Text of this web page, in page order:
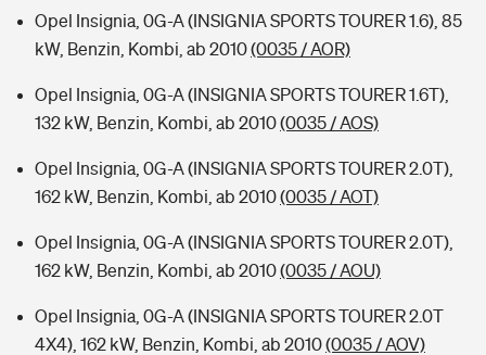
Opel Insignia, 0G-A (INSIGNIA SPORTS TOURER 1.6), 85
kW, Benzin, Kombi, ab 2010(0035 / AOR)
Opel Insignia, 0G-A (INSIGNIA SPORTS TOURER 1.6T),
132 kW, Benzin, Kombi, ab 2010(0035 / AOS)
Opel Insignia, 0G-A (INSIGNIA SPORTS TOURER 2.0T),
162 kW, Benzin, Kombi, ab 2010(0035 / AOT)
Opel Insignia, 0G-A (INSIGNIA SPORTS TOURER 2.0T),
162 kW, Benzin, Kombi, ab 2010(0035 / AOU)
Opel Insignia, 0G-A (INSIGNIA SPORTS TOURER 2.0T
4X4), 162 kW, Benzin, Kombi, ab 2010(0035 / AOV)